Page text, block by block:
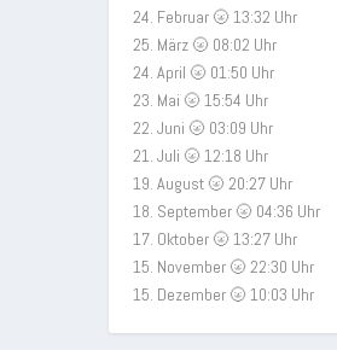
24. Februar 🌝 13:32 Uhr
25. März 🌝 08:02 Uhr
24. April 🌝 01:50 Uhr
23. Mai 🌝 15:54 Uhr
22. Juni 🌝 03:09 Uhr
21. Juli 🌝 12:18 Uhr
19. August 🌝 20:27 Uhr
18. September 🌝 04:36 Uhr
17. Oktober 🌝 13:27 Uhr
15. November 🌝 22:30 Uhr
15. Dezember 🌝 10:03 Uhr